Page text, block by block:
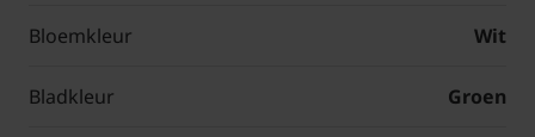
Bloemkleur Wit
Bladkleur Groen